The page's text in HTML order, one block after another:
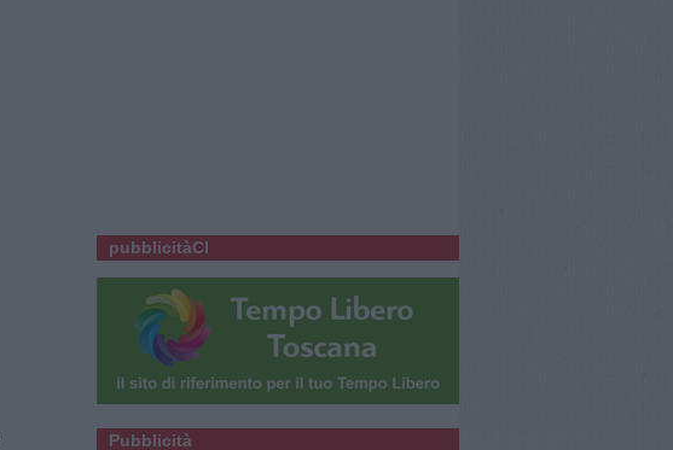
pubblicitàCl
Pubblicità